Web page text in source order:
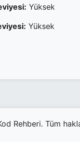
Yüksek
Yüksek
Rehberi. Tüm